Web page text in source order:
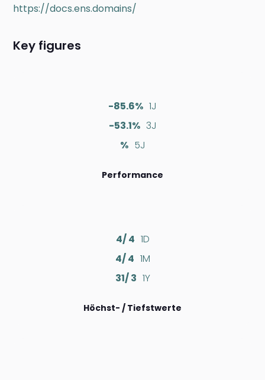
https://docs.ens.domains/
Key figures
-85.6% 1J
-53.1% 3J
% 5J
Performance
4/ 4 1D
4/ 4 1M
31/ 3 1Y
Höchst- / Tiefstwerte